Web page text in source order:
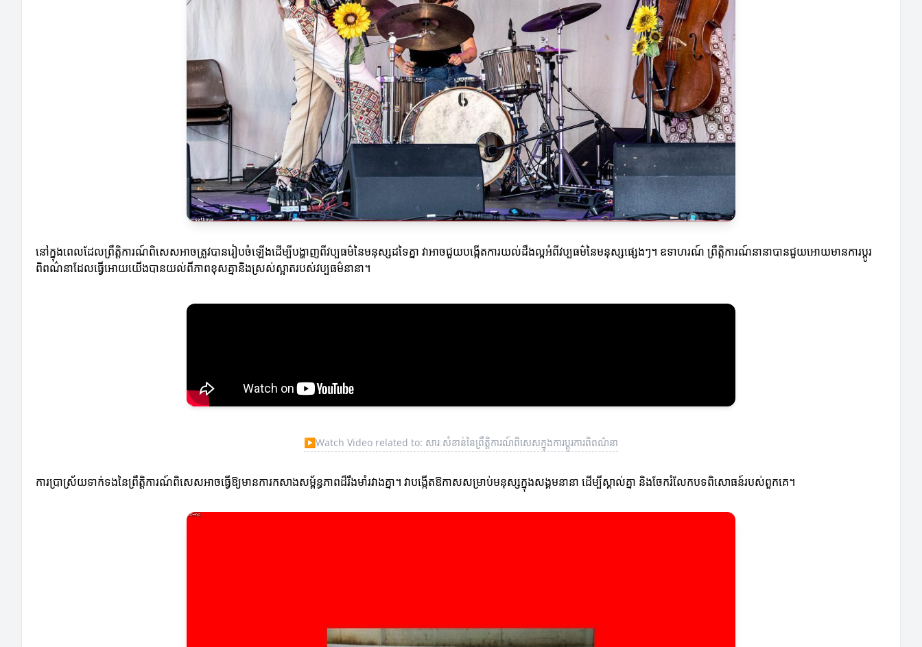
នៅក្នុងពេលដែលព្រឹត្តិការណ៍ពិសេសអាចត្រូវបានរៀបចំឡើងដើម្បីបង្ហាញពីវប្បធម៌នៃមនុស្សដទៃគ្នា វាអាចជួយបង្កើតការយល់ដឹងល្អអំពីវប្បធម៌នៃមនុស្សផ្សេងៗ។ ឧទាហរណ៍ ព្រឹត្តិការណ៍នានាបានជួយអោយមានការប្ដូរ
ពិពណ៌នាដែលធ្វើអោយយើងបានយល់ពីភាពខុសគ្នានិងស្រស់ស្អាតរបស់វប្បធម៌នានា។
▶Watch Video related to: សារៈសំខាន់នៃព្រឹត្តិការណ៍ពិសេសក្នុងការប្ដូរការពិពណ៌នា
ការប្រាស្រ័យទាក់ទងនៃព្រឹត្តិការណ៍ពិសេសអាចធ្វើឱ្យមានការកសាងសម្ព័ន្ធភាពដ៏រឹងមាំរវាងគ្នា។ វាបង្កើតឱកាសសម្រាប់មនុស្សក្នុងសង្គមនានា ដើម្បីស្គាល់គ្នា និងចែករំលែកបទពិសោធន៍របស់ពួកគេ។